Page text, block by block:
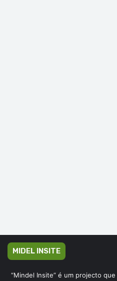
MIDEL INSITE
“Mindel Insite” é um projecto